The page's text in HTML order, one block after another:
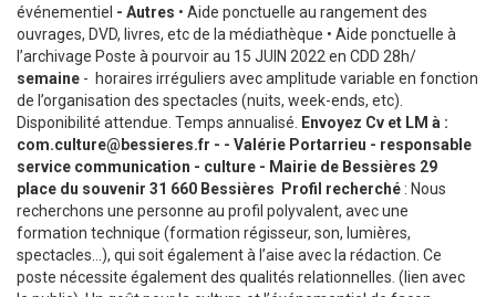
événementiel - Autres • Aide ponctuelle au rangement des
ouvrages, DVD, livres, etc de la médiathèque • Aide ponctuelle à
l’archivage Poste à pourvoir au 15 JUIN 2022 en CDD 28h/
semaine - horaires irréguliers avec amplitude variable en fonction
de l’organisation des spectacles (nuits, week-ends, etc).
Disponibilité attendue. Temps annualisé.
Envoyez Cv et LM à :
com.culture@bessieres.fr - - Valérie Portarrieu - responsable
service communication - culture - Mairie de Bessières 29
place du souvenir 31 660 Bessières
Profil recherché : Nous
recherchons une personne au profil polyvalent, avec une
formation technique (formation régisseur, son, lumières,
spectacles…), qui soit également à l’aise avec la rédaction. Ce
poste nécessite également des qualités relationnelles. (lien avec